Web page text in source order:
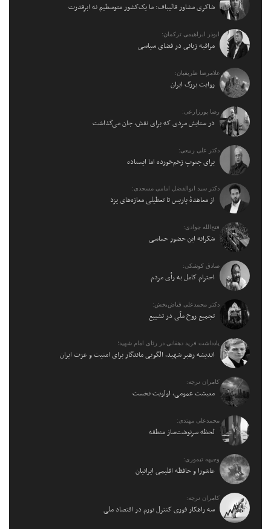
شاکری مشاور قالیباف: ما یک‌کشور متوسطیم نه ابرقدرت
ابوذر ابراهیمی ترکمان:
مراقبه زبانی در فضای سیاسی
غلامرضا ظریفیان:
روایت بزرگ ایران
رضا پورزارعی:
در ستایش مردی که برای نقش، جان می‌گذاشت
دکتر علی ربیعی:
برای جنوبِ زخم‌خورده اما ایستاده
دکتر سید ابوالفضل امامی مسجدی:
از معاهدهٔ پاریس تا تعطیلی مغازه‌های یزد
فتح‌الله جوادی:
شکرانه این حضور حماسی
صادق کوشکی:
احترام کامل به رأی مردم
دکتر محمدعلی فیاض‌بخش:
تجمیع روح ملّی در تشییع
یادداشت فرید دهقانی در رثای امام شهید؛
اندیشه رهبر شهید، الگویی ماندگار برای امنیت و عزت ایران
کامران نرجه:
معیشت عمومی، اولویت نخست
محمدعلی مهتدی:
لحظه سرنوشت‌ساز منطقه
وجیهه تیموری:
عاشورا و حافظه اقلیمی ایرانیان
کامران نرجه:
سه راهکار فوری کنترل تورم در اقتصاد ملی